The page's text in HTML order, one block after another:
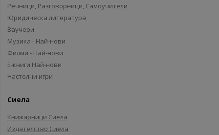
Речници, Разговорници, Самоучители
Юридическа литература
Ваучери
Музика - Най-нови
Филми - Най-нови
Е-книги Най-нови
Настолни игри
Сиела
Книжарници Сиела
Издателство Сиела